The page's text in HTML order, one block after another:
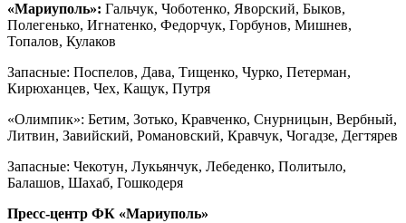
«Мариуполь»: Гальчук, Чоботенко, Яворский, Быков,
Полегенько, Игнатенко, Федорчук, Горбунов, Мишнев,
Топалов, Кулаков
Запасные: Поспелов, Дава, Тищенко, Чурко, Петерман,
Кирюханцев, Чех, Кащук, Путря
«Олимпик»: Бетим, Зотько, Кравченко, Снурницын, Вербный,
Литвин, Завийский, Романовский, Кравчук, Чогадзе, Дегтярев
Запасные: Чекотун, Лукьянчук, Лебеденко, Политыло,
Балашов, Шахаб, Гошкодеря
Пресс-центр ФК «Мариуполь»